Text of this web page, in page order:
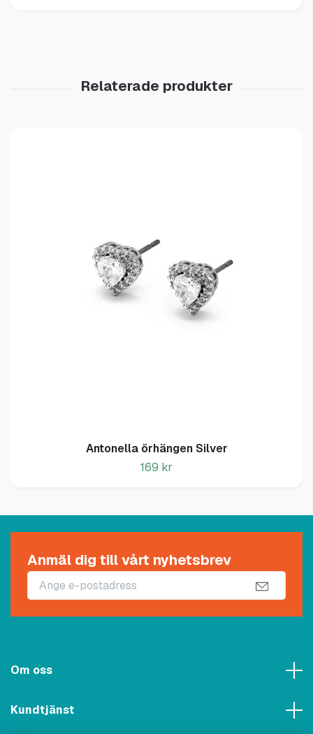
Antonella örhängen Silver
169 kr
Anmäl dig till vårt nyhetsbrev
Om oss
Kundtjänst